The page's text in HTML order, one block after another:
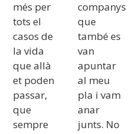
més per
tots el
casos de
la vida
que allà
et poden
passar,
que
sempre
companys
que
també es
van
apuntar
al meu
pla i vam
anar
junts. No